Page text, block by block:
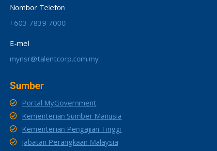
Nombor Telefon
+603 7839 7000
E-mel
mynsr@talentcorp.com.my
Sumber
Portal MyGovernment
Kementerian Sumber Manusia
Kementerian Pengajian Tinggi
Jabatan Perangkaan Malaysia